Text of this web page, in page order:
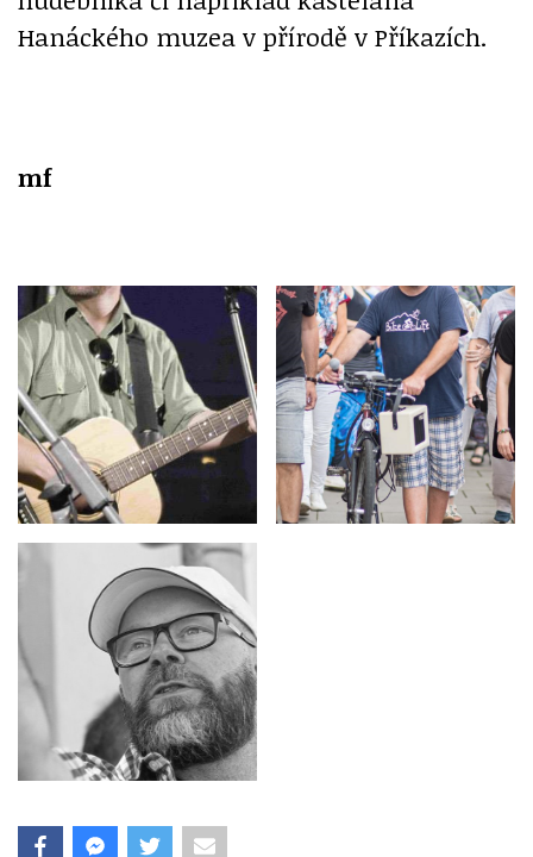
Hanáckého muzea v přírodě v Příkazích.
mf